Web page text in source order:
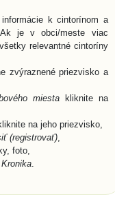
k cintorínom a
Ak je v obci/meste viac
relevantné cintoríny
zvýraznené priezvisko a
miesta kliknite na
na jeho priezvisko,
(registrovať),
foto,
Kronika.